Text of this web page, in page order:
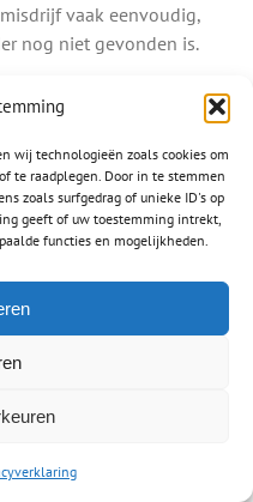
wij technologieën zoals cookies om
te raadplegen. Door in te stemmen
zoals surfgedrag of unieke ID's op
geeft of uw toestemming intrekt,
functies en mogelijkheden.
vaak eenvoudig,
nog niet gevonden is.
onder een misdrijf.
is de eigenaar van
gemaakt, zo ook
verkeerde diagnose en
Het is heel